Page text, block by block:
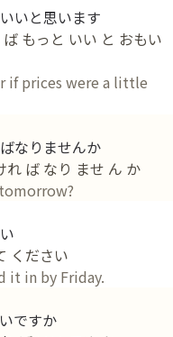
いと思います
もっと いい と おもい
if prices were a little
なりませんか
れ ば なり ませ ん か
ください
it in by Friday.
ですか